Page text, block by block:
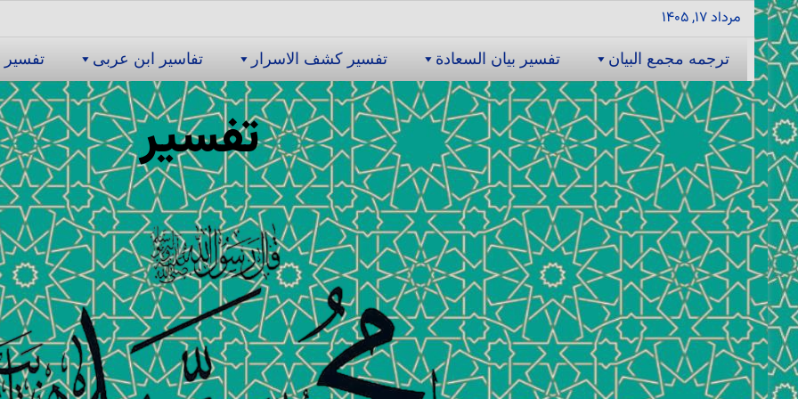
مرداد ۱۷, ۱۴۰۵
ترجمه مجمع البیان تفسیر بیان السعادة تفسیر كشف الاسرار تفاسیر ابن عربى تفسیر
تفسیر